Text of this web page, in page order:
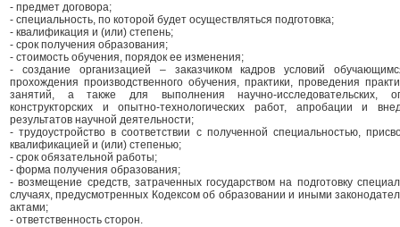
- предмет договора;
- специальность, по которой будет осуществляться подготовка;
- квалификация и (или) степень;
- срок получения образования;
- стоимость обучения, порядок ее изменения;
- создание организацией – заказчиком кадров условий
прохождения производственного обучения, практики, проведения
занятий, а также для выполнения научно-исследовательских,
конструкторских и опытно-технологических работ, апробации и
результатов научной деятельности;
- трудоустройство в соответствии с полученной специальностью,
квалификацией и (или) степенью;
- срок обязательной работы;
- форма получения образования;
- возмещение средств, затраченных государством на подготовку
случаях, предусмотренных Кодексом об образовании и иными
актами;
- ответственность сторон.